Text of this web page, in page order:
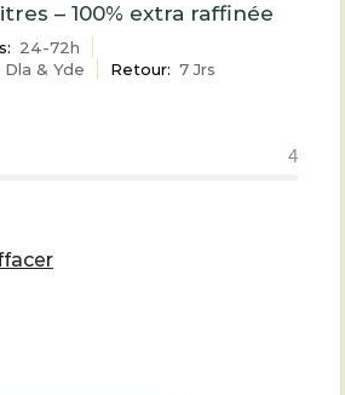
– 100% extra raffinée
24-72h
Dla & Yde Retour: 7 Jrs
4